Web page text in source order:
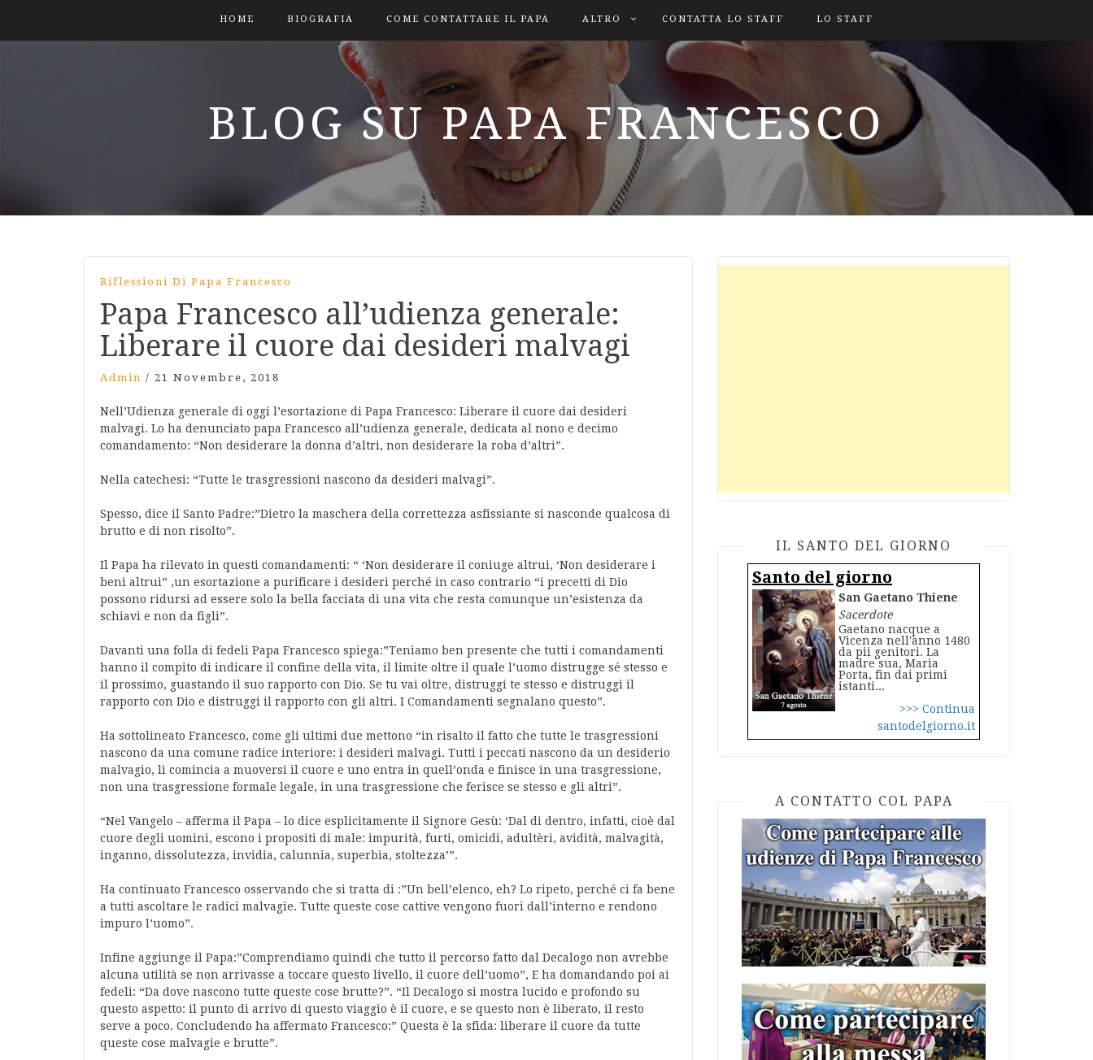
HOME BIOGRAFIA COME CONTATTARE IL PAPA ALTRO CONTATTA LO STAFF LO STAFF
BLOG SU PAPA FRANCESCO
Riflessioni Di Papa Francesco
Papa Francesco all’udienza generale:
Liberare il cuore dai desideri malvagi
Admin / 21 Novembre, 2018
Nell’Udienza generale di oggi l’esortazione di Papa Francesco: Liberare il cuore dai desideri
malvagi. Lo ha denunciato papa Francesco all’udienza generale, dedicata al nono e decimo
comandamento: “Non desiderare la donna d’altri, non desiderare la roba d’altri”.
Nella catechesi: “Tutte le trasgressioni nascono da desideri malvagi”.
Spesso, dice il Santo Padre:”Dietro la maschera della correttezza asfissiante si nasconde qualcosa di
brutto e di non risolto”.
Il Papa ha rilevato in questi comandamenti: “ ‘Non desiderare il coniuge altrui, ‘Non desiderare i
beni altrui” ,un esortazione a purificare i desideri perché in caso contrario “i precetti di Dio
possono ridursi ad essere solo la bella facciata di una vita che resta comunque un’esistenza da
schiavi e non da figli”.
Davanti una folla di fedeli Papa Francesco spiega:”Teniamo ben presente che tutti i comandamenti
hanno il compito di indicare il confine della vita, il limite oltre il quale l’uomo distrugge sé stesso e
il prossimo, guastando il suo rapporto con Dio. Se tu vai oltre, distruggi te stesso e distruggi il
rapporto con Dio e distruggi il rapporto con gli altri. I Comandamenti segnalano questo”.
Ha sottolineato Francesco, come gli ultimi due mettono “in risalto il fatto che tutte le trasgressioni
nascono da una comune radice interiore: i desideri malvagi. Tutti i peccati nascono da un desiderio
malvagio, lì comincia a muoversi il cuore e uno entra in quell’onda e finisce in una trasgressione,
non una trasgressione formale legale, in una trasgressione che ferisce se stesso e gli altri”.
“Nel Vangelo – afferma il Papa – lo dice esplicitamente il Signore Gesù: ‘Dal di dentro, infatti, cioè dal
cuore degli uomini, escono i propositi di male: impurità, furti, omicidi, adultèri, avidità, malvagità,
inganno, dissolutezza, invidia, calunnia, superbia, stoltezza’”.
Ha continuato Francesco osservando che si tratta di :”Un bell’elenco, eh? Lo ripeto, perché ci fa bene
a tutti ascoltare le radici malvagie. Tutte queste cose cattive vengono fuori dall’interno e rendono
impuro l’uomo”.
Infine aggiunge il Papa:”Comprendiamo quindi che tutto il percorso fatto dal Decalogo non avrebbe
alcuna utilità se non arrivasse a toccare questo livello, il cuore dell’uomo”, E ha domandando poi ai
fedeli: “Da dove nascono tutte queste cose brutte?”. “Il Decalogo si mostra lucido e profondo su
questo aspetto: il punto di arrivo di questo viaggio è il cuore, e se questo non è liberato, il resto
serve a poco. Concludendo ha affermato Francesco:” Questa è la sfida: liberare il cuore da tutte
queste cose malvagie e brutte”.
IL SANTO DEL GIORNO
Santo del giorno
San Gaetano Thiene
Sacerdote
Gaetano nacque a
Vicenza nell'anno 1480
da pii genitori. La
madre sua, Maria
Porta, fin dai primi
istanti...
>>> Continua
santodelgiorno.it
A CONTATTO COL PAPA